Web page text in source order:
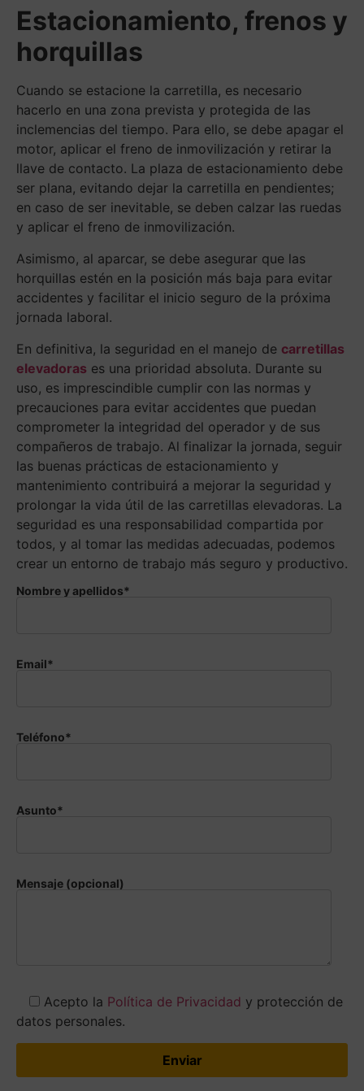
Estacionamiento, frenos y
horquillas
Cuando se estacione la carretilla, es necesario
hacerlo en una zona prevista y protegida de las
inclemencias del tiempo. Para ello, se debe apagar el
motor, aplicar el freno de inmovilización y retirar la
llave de contacto. La plaza de estacionamiento debe
ser plana, evitando dejar la carretilla en pendientes;
en caso de ser inevitable, se deben calzar las ruedas
y aplicar el freno de inmovilización.
Asimismo, al aparcar, se debe asegurar que las
horquillas estén en la posición más baja para evitar
accidentes y facilitar el inicio seguro de la próxima
jornada laboral.
En definitiva, la seguridad en el manejo de carretillas
elevadoras es una prioridad absoluta. Durante su
uso, es imprescindible cumplir con las normas y
precauciones para evitar accidentes que puedan
comprometer la integridad del operador y de sus
compañeros de trabajo. Al finalizar la jornada, seguir
las buenas prácticas de estacionamiento y
mantenimiento contribuirá a mejorar la seguridad y
prolongar la vida útil de las carretillas elevadoras. La
seguridad es una responsabilidad compartida por
todos, y al tomar las medidas adecuadas, podemos
crear un entorno de trabajo más seguro y productivo.
Nombre y apellidos*
Email*
Teléfono*
Asunto*
Mensaje (opcional)
Acepto la Política de Privacidad y protección de
datos personales.